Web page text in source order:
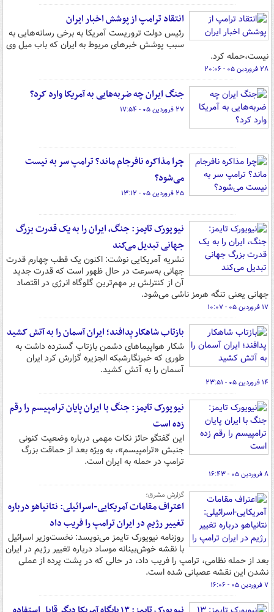
انتقاد ترامپ از پوشش اخبار ایران
رئیس دولت تروریست آمریکا به برخی رسانه‌هایی به
سبب پوشش خبرهای مربوط به ایران که باب میل وی
نیست،حمله کرد.
۲۸ فروردین ۰۵ - ۲۰:۰۶
جنگ ایران چه ضربه‌هایی به آمریکا وارد کرد؟
۲۷ فروردین ۰۵ - ۱۷:۵۴
چرا مذاکره نافرجام ماند؟ ترامپ سر به نیست
می‌شود؟
۲۵ فروردین ۰۵ - ۱۳:۱۲
نیویورک تایمز: جنگ، ایران را به یک قدرت بزرگ
جهانی تبدیل می‌کند
نشریه آمریکایی نوشت: اکنون یک قطب چهارم قدرت
جهانی به‌سرعت در حال ظهور است که قدرت جدید
آن از کنترلش بر مهم‌ترین گلوگاه انرژی در اقتصاد
جهانی یعنی تنگه هرمز ناشی می‌شود.
۱۷ فروردین ۰۵ - ۱۰:۰۷
بازتاب شاهکار پدافند؛ ایران آسمان را به آتش کشید
شکار هواپیماهای دشمن بازتاب گسترده داشت به
طوری که خبرنگارشبکه الجزیره گزارش کرد ایران
آسمان را به آتش کشید.
۱۴ فروردین ۰۵ - ۲۳:۵۱
نیویورک تایمز: جنگ با ایران پایان ترامپیسم را رقم
زده است
این گفتگو حائز نکات مهمی درباره وضعیت کنونی
جنبش «ترامپیسم»، به ویژه بعد از حماقت بزرگ
ترامپ در حمله به ایران است.
۸ فروردین ۰۵ - ۱۶:۴۳
گزارش مشرق؛
اعتراف مقامات آمریکایی-اسرائیلی: نتانیاهو درباره
تغییر رژیم در ایران ترامپ را فریب داد
روزنامه نیویورک تایمز می‌نویسد: نخست‌وزیر اسرائیل
با نقشه خوش‌بینانه موساد درباره تغییر رژیم در ایران
بعد از حمله نظامی، ترامپ را فریب داد، در حالی که در پشت پرده از عملی
نشدن این نقشه عصبانی شده است.
۷ فروردین ۰۵ - ۱۶:۰۶